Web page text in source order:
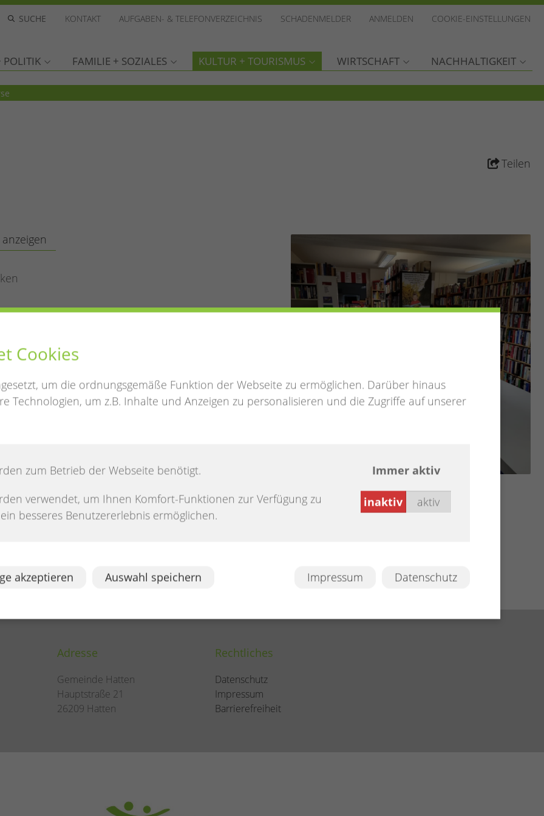
KONTAKT AUFGABEN- & TELEFONVERZEICHNIS SCHADENMELDER ANMELDEN COOKIE-EINSTELLUNGEN
POLITIK FAMILIE + SOZIALES KULTUR + TOURISMUS WIRTSCHAFT NACHHALTIGKEIT
Teilen
unter der Gemeindebibliothek
Turnhalle im Keller unter der
Bücher werden kostenfrei 1:1
Kochbücher und Reader’s Digest
bestehen, wenden Sie sich gerne an die
935696, Mail: ursel.keppner@ewe.net
Adresse
Gemeinde Hatten
Hauptstraße 21
26209 Hatten
Rechtliches
Datenschutz
Impressum
Barrierefreiheit
Cookies
um die ordnungsgemäße Funktion der Webseite zu ermöglichen. Darüber hinaus
Technologien, um z.B. Inhalte und Anzeigen zu personalisieren und die Zugriffe auf unserer
zum Betrieb der Webseite benötigt.
Immer aktiv
verwendet, um Ihnen Komfort-Funktionen zur Verfügung zu
besseres Benutzererlebnis ermöglichen.
inaktiv aktiv
akzeptieren Auswahl speichern Datenschutz
Impressum